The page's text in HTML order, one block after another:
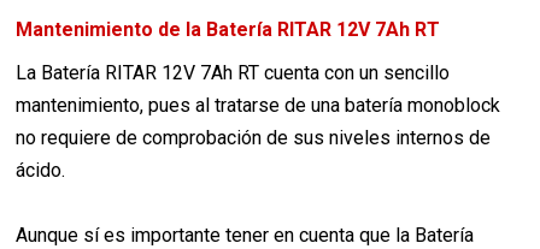
Mantenimiento de la Batería RITAR 12V 7Ah RT
La Batería RITAR 12V 7Ah RT cuenta con un sencillo
mantenimiento, pues al tratarse de una batería monoblock
no requiere de comprobación de sus niveles internos de
ácido.
Aunque sí es importante tener en cuenta que la Batería